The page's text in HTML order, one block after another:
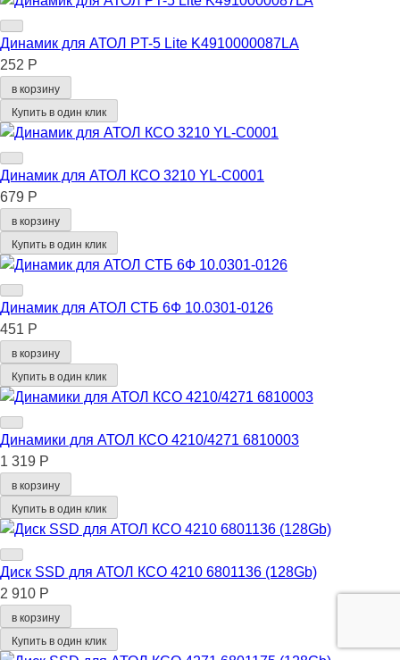
Динамик для АТОЛ PT-5 Lite K4910000087LA
252 Р
в корзину
Купить в один клик
Динамик для АТОЛ КСО 3210 YL-C0001
679 Р
в корзину
Купить в один клик
Динамик для АТОЛ СТБ 6Ф 10.0301-0126
451 Р
в корзину
Купить в один клик
Динамики для АТОЛ КСО 4210/4271 6810003
1 319 Р
в корзину
Купить в один клик
Диск SSD для АТОЛ КСО 4210 6801136 (128Gb)
2 910 Р
в корзину
Купить в один клик